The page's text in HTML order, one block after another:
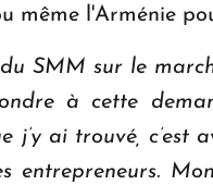
même l'Arménie
SMM sur le
à cette
j’y ai trouvé,
entrepreneurs.